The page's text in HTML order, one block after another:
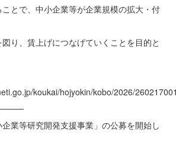
とで、中小企業等が企業規模の拡大・付
り、賃上げにつなげていくことを目的と
koukai/hojyokin/kobo/2026/
企業等研究開発支援事業」の公募を開始し